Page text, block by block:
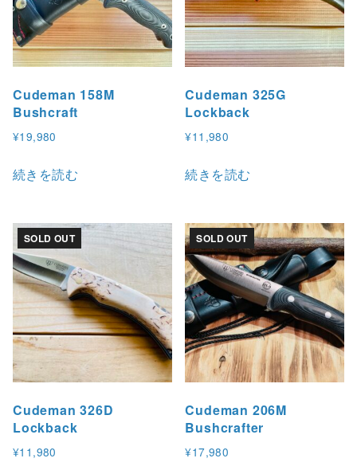
Cudeman 158M
Bushcraft
¥19,980
続きを読む
Cudeman 325G
Lockback
¥11,980
続きを読む
SOLD OUT
Cudeman 326D
Lockback
¥11,980
SOLD OUT
Cudeman 206M
Bushcrafter
¥17,980